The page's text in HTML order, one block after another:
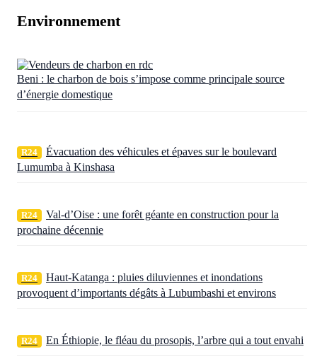
Environnement
Beni : le charbon de bois s’impose comme principale source
d’énergie domestique
R24
Évacuation des véhicules et épaves sur le boulevard
Lumumba à Kinshasa
R24
Val-d’Oise : une forêt géante en construction pour la
prochaine décennie
R24
Haut-Katanga : pluies diluviennes et inondations
provoquent d’importants dégâts à Lubumbashi et environs
R24 En Éthiopie, le fléau du prosopis, l’arbre qui a tout envahi